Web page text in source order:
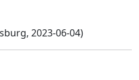
2023-06-04)